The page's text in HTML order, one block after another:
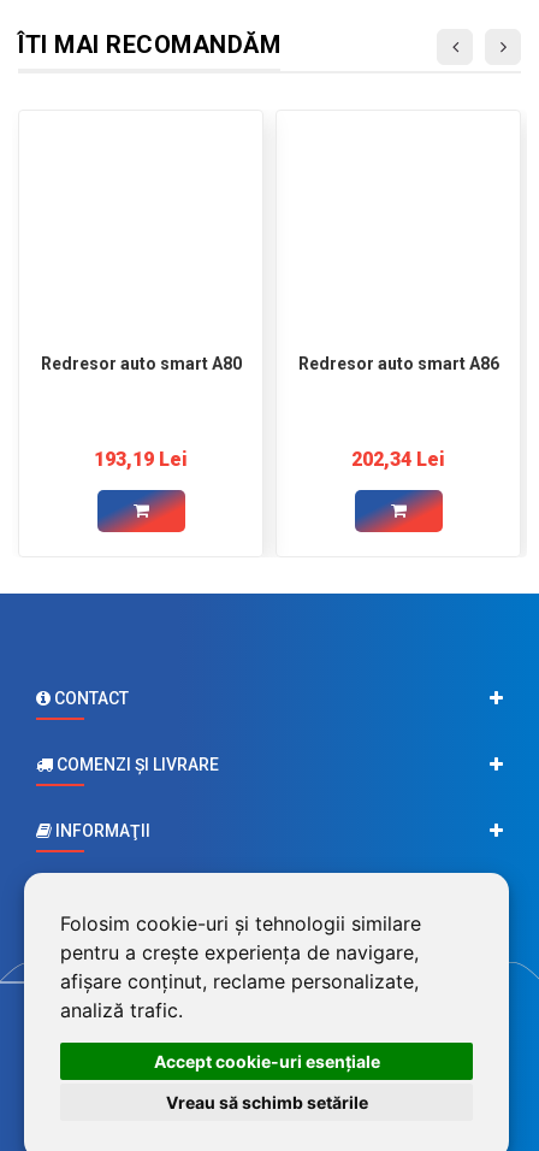
Folosim cookie-uri și tehnologii similare
pentru a crește experiența de navigare,
afișare conținut, reclame personalizate,
analiză trafic.
Accept cookie-uri esenţiale
Vreau să schimb setările
ÎTI MAI RECOMANDĂM
Redresor auto smart A80
193,19 Lei
Redresor auto smart A86
202,34 Lei
CONTACT
COMENZI ŞI LIVRARE
INFORMAŢII
©2026 BluPower® marcă înregistrată a FEROTECH DISTRIBUTION SRL,